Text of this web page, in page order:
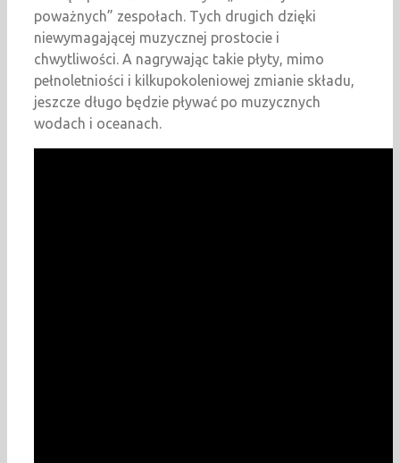
poważnych” zespołach. Tych drugich dzięki
niewymagającej muzycznej prostocie i
chwytliwości. A nagrywając takie płyty, mimo
pełnoletniości i kilkupokoleniowej zmianie składu,
jeszcze długo będzie pływać po muzycznych
wodach i oceanach.